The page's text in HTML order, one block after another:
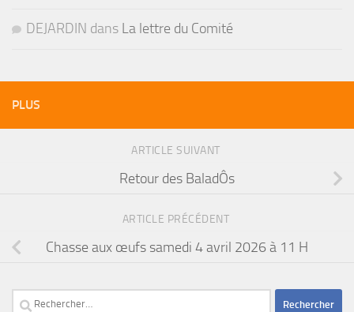
DEJARDIN dans La lettre du Comité
PLUS
ARTICLE SUIVANT
Retour des BaladÔs
ARTICLE PRÉCÉDENT
Chasse aux œufs samedi 4 avril 2026 à 11 H
Rechercher :